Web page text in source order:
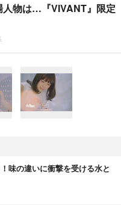
人物は…『VIVANT』限定
味の違いに衝撃を受ける水と